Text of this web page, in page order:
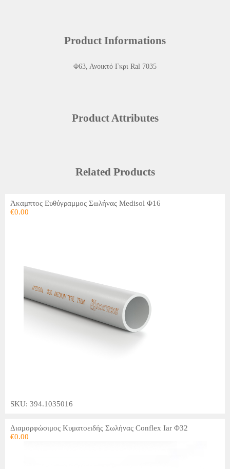
Product Informations
Φ63, Ανοικτό Γκρι Ral 7035
Product Attributes
Related Products
Άκαμπτος Ευθύγραμμος Σωλήνας Medisol Φ16
€0.00
SKU: 394.1035016
Διαμορφώσιμος Κυματοειδής Σωλήνας Conflex Iar Φ32
€0.00